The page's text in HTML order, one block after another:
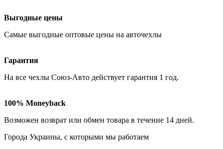
Выгодные цены
Самые выгодные оптовые цены на авточехлы
Гарантия
На все чехлы Союз-Авто действует гарантия 1 год.
100% Moneyback
Возможен возврат или обмен товара в течение 14 дней.
Города Украины, c которыми мы работаем